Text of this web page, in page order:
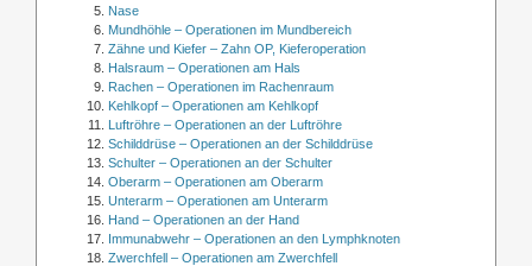
Nase
Mundhöhle – Operationen im Mundbereich
Zähne und Kiefer – Zahn OP, Kieferoperation
Halsraum – Operationen am Hals
Rachen – Operationen im Rachenraum
Kehlkopf – Operationen am Kehlkopf
Luftröhre – Operationen an der Luftröhre
Schilddrüse – Operationen an der Schilddrüse
Schulter – Operationen an der Schulter
Oberarm – Operationen am Oberarm
Unterarm – Operationen am Unterarm
Hand – Operationen an der Hand
Immunabwehr – Operationen an den Lymphknoten
Zwerchfell – Operationen am Zwerchfell